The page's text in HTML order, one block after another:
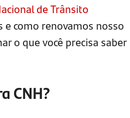
de Trânsito
como renovamos nosso
o que você precisa saber
CNH?